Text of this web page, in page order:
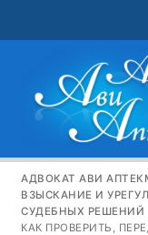
АДВОКАТ АВИ
ВЗЫСКАНИЕ И
СУДЕБНЫХ РЕШЕНИЙ
КАК ПРОВЕРИТЬ,